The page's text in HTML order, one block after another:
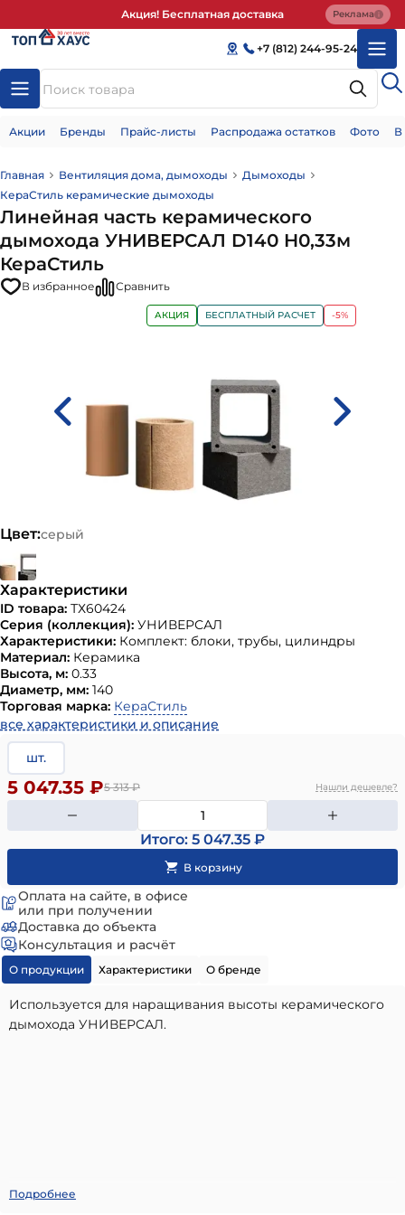
Акция! Бесплатная доставка Реклама
+7 (812) 244-95-24
Акции Бренды Прайс-листы Распродажа остатков Фото
Главная Вентиляция дома, дымоходы
Дымоходы
КераСтиль керамические дымоходы
Линейная часть керамического
дымохода УНИВЕРСАЛ D140 H0,33м
КераСтиль
В избранное Сравнить
АКЦИЯ БЕСПЛАТНЫЙ РАСЧЕТ -5%
Цвет:серый
Характеристики
ID товара: ТХ60424
Серия (коллекция): УНИВЕРСАЛ
Характеристики: Комплект: блоки, трубы, цилиндры
Материал: Керамика
Высота, м: 0.33
Диаметр, мм: 140
Торговая марка: КераСтиль
все характеристики и описание
шт.
5 313₽
5 047.35 ₽ Нашли дешевле?
Итого: 5 047.35 ₽
Оплата на сайте, в офисе
или при получении
Доставка до объекта
Консультация и расчёт
О продукции Характеристики О бренде
Используется для наращивания высоты керамического
дымохода УНИВЕРСАЛ.
Линейная часть керамического дымохода УНИВЕРСАЛ
Подробнее